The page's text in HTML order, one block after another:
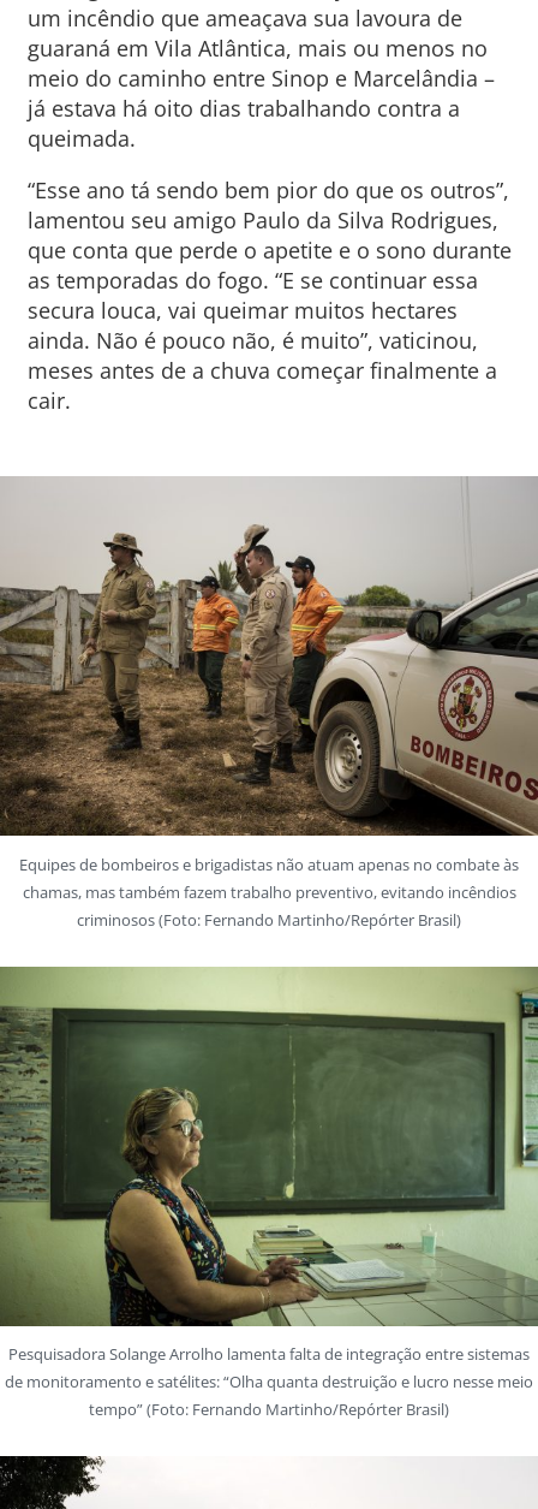
um incêndio que ameaçava sua lavoura de
guaraná em Vila Atlântica, mais ou menos no
meio do caminho entre Sinop e Marcelândia –
já estava há oito dias trabalhando contra a
queimada.
“Esse ano tá sendo bem pior do que os outros”,
lamentou seu amigo Paulo da Silva Rodrigues,
que conta que perde o apetite e o sono durante
as temporadas do fogo. “E se continuar essa
secura louca, vai queimar muitos hectares
ainda. Não é pouco não, é muito”, vaticinou,
meses antes de a chuva começar finalmente a
cair.
Equipes de bombeiros e brigadistas não atuam apenas no combate às
chamas, mas também fazem trabalho preventivo, evitando incêndios
criminosos (Foto: Fernando Martinho/Repórter Brasil)
Pesquisadora Solange Arrolho lamenta falta de integração entre sistemas
de monitoramento e satélites: “Olha quanta destruição e lucro nesse meio
tempo” (Foto: Fernando Martinho/Repórter Brasil)